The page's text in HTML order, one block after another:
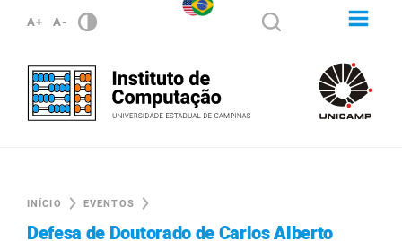
A+ A-
INÍCIO EVENTOS
Defesa de Doutorado de Carlos Alberto